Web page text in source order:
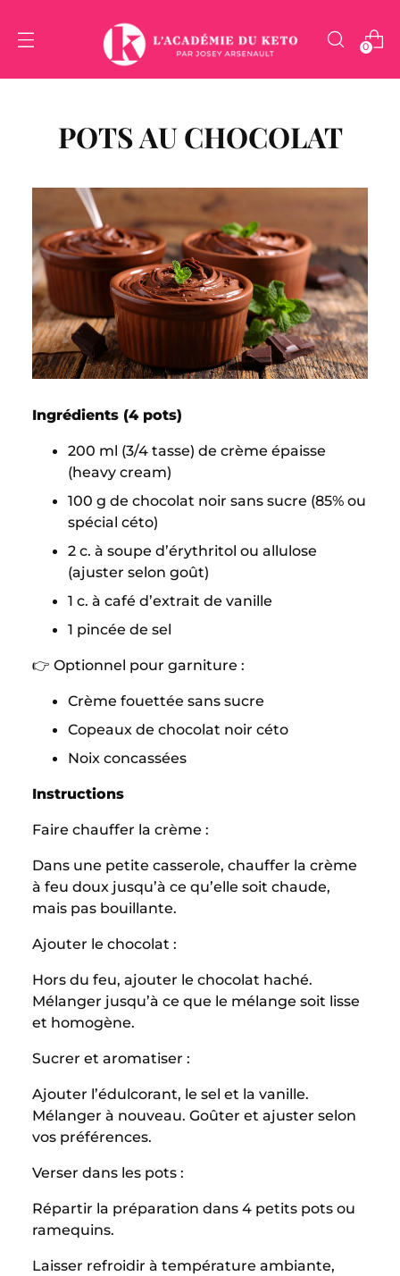
0
POTS AU CHOCOLAT
Ingrédients (4 pots)
200 ml (3/4 tasse) de crème épaisse
(heavy cream)
100 g de chocolat noir sans sucre (85% ou
spécial céto)
2 c. à soupe d’érythritol ou allulose
(ajuster selon goût)
1 c. à café d’extrait de vanille
1 pincée de sel
👉 Optionnel pour garniture :
Crème fouettée sans sucre
Copeaux de chocolat noir céto
Noix concassées
Instructions
Faire chauffer la crème :
Dans une petite casserole, chauffer la crème
à feu doux jusqu’à ce qu’elle soit chaude,
mais pas bouillante.
Ajouter le chocolat :
Hors du feu, ajouter le chocolat haché.
Mélanger jusqu’à ce que le mélange soit lisse
et homogène.
Sucrer et aromatiser :
Ajouter l’édulcorant, le sel et la vanille.
Mélanger à nouveau. Goûter et ajuster selon
vos préférences.
Verser dans les pots :
Répartir la préparation dans 4 petits pots ou
ramequins.
Laisser refroidir à température ambiante,